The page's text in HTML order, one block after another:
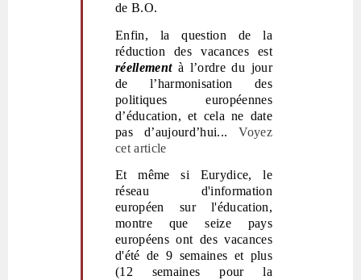
de B.O.
Enfin, la question de la
réduction des vacances est
réellementà l’ordre du jour
de l’harmonisation des
politiques européennes
d’éducation, et cela ne date
pas d’aujourd’hui...Voyez
cet article
Et même si Eurydice, le
réseau d'information
européen sur l'éducation,
montre que seize pays
européens ont des vacances
d'été de 9 semaines et plus
(12 semaines pour la